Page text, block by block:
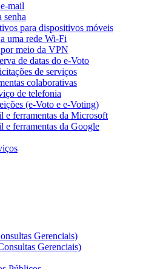
mail
senha
para dispositivos móveis
uma rede Wi-Fi
meio da VPN
de datas do e-Voto
de serviços
colaborativas
de telefonia
(e-Voto e e-Voting)
e ferramentas da Microsoft
e ferramentas da Google
Gerenciais)
Gerenciais)